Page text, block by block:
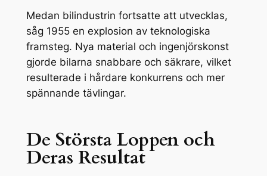
Medan bilindustrin fortsatte att utvecklas,
såg 1955 en explosion av teknologiska
framsteg. Nya material och ingenjörskonst
gjorde bilarna snabbare och säkrare, vilket
resulterade i hårdare konkurrens och mer
spännande tävlingar.
De Största Loppen och
Deras Resultat